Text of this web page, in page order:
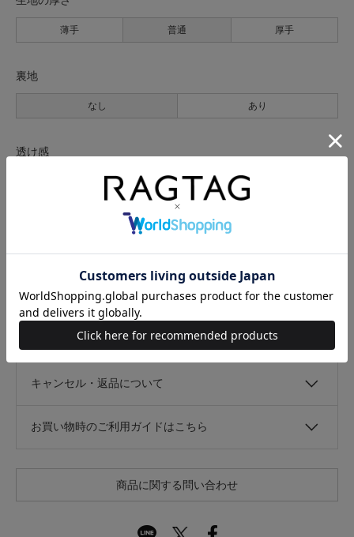
薄手 普通 厚手
裏地
なし あり
透け感
あり
なし あり
光沢
なし あり
キャンセル・返品について
お買い物時のご利用ガイドはこちら
商品に関する問い合わせ